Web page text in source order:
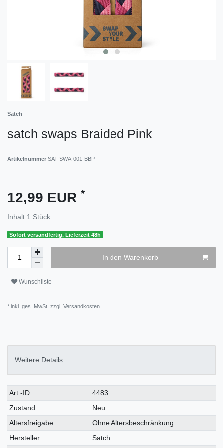
Satch
satch swaps Braided Pink
Artikelnummer SAT-SWA-001-BBP
12,99 EUR *
Inhalt 1 Stück
Sofort versandfertig, Lieferzeit 48h
In den Warenkorb
Wunschliste
* inkl. ges. MwSt. zzgl. Versandkosten
Weitere Details
Art.-ID
4483
Zustand
Neu
Altersfreigabe
Ohne Altersbeschränkung
Hersteller
Satch